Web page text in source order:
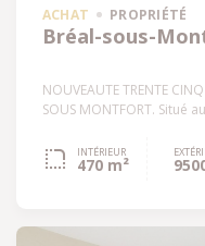
ACHAT PROPRIÉTÉ
Bréal-sous-
NOUVEAUTE TRENTE
SOUS MONTFORT. Situé
INTÉRIEUR
470 m²